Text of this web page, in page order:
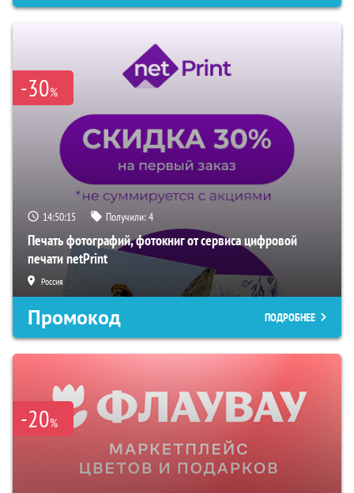
-30%
14:50:15 Получили:4
Печать фотографий, фотокниг от сервиса цифровой
печати netPrint
Россия
Промокод ПОДРОБНЕЕ
-20%